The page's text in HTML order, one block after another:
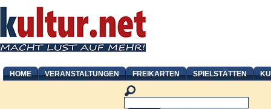
HOME VERANSTALTUNGEN FREIKARTEN SPIELSTÄTTEN